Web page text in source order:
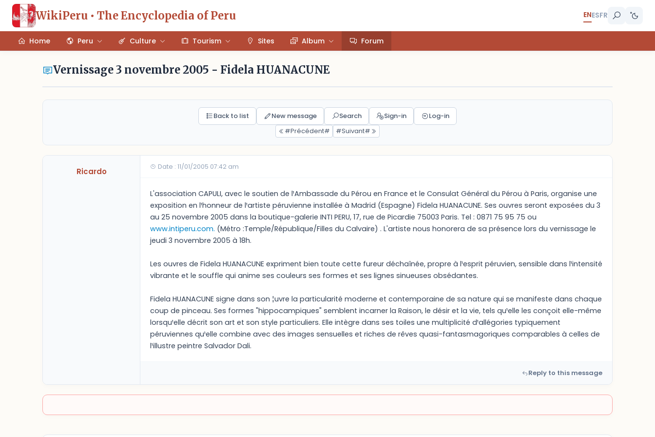
WikiPeru • The Encyclopedia of Peru ENESFR
Home Peru Culture Tourism Sites Album Forum
Vernissage 3 novembre 2005 - Fidela HUANACUNE
Back to list New message Search Sign-in
Log-in
#Précédent#
#Suivant#
Ricardo Date : 11/01/2005 07:42 am
L'association CAPULI, avec le soutien de l¹Ambassade du Pérou en France et le Consulat Général du Pérou à Paris, organise une
exposition en l¹honneur de l¹artiste péruvienne installée à Madrid (Espagne) Fidela HUANACUNE. Ses ouvres seront exposées du 3
au 25 novembre 2005 dans la boutique-galerie INTI PERU, 17, rue de Picardie 75003 Paris. Tel : 0871 75 95 75 ou
www.intiperu.com. (Métro :Temple/République/Filles du Calvaire) . L'artiste nous honorera de sa présence lors du vernissage le
jeudi 3 novembre 2005 à 18h.
Les ouvres de Fidela HUANACUNE expriment bien toute cette fureur déchaînée, propre à l¹esprit péruvien, sensible dans l¹intensité
vibrante et le souffle qui anime ses couleurs ses formes et ses lignes sinueuses obsédantes.
Fidela HUANACUNE signe dans son ¦uvre la particularité moderne et contemporaine de sa nature qui se manifeste dans chaque
coup de pinceau. Ses formes "hippocampiques" semblent incarner la Raison, le désir et la vie, tels qu¹elle les conçoit elle-même
lorsqu¹elle décrit son art et son style particuliers. Elle intègre dans ses toiles une multiplicité d¹allégories typiquement
péruviennes qu¹elle combine avec des images sensuelles et riches de rêves quasi-fantasmagoriques comparables à celles de
l¹illustre peintre Salvador Dali.
Reply to this message